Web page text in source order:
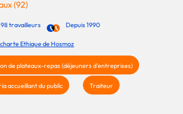
(92)
98 travailleurs Depuis 1990
Ethique de Hosmoz
de plateaux-repas (déjeuners d'entreprises)
accueillant du public Traiteur